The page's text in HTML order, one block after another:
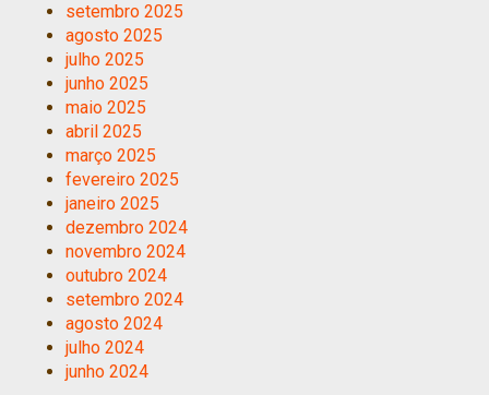
setembro 2025
agosto 2025
julho 2025
junho 2025
maio 2025
abril 2025
março 2025
fevereiro 2025
janeiro 2025
dezembro 2024
novembro 2024
outubro 2024
setembro 2024
agosto 2024
julho 2024
junho 2024